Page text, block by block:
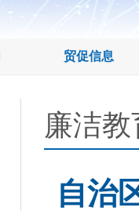
贸促信息
廉洁教
自治